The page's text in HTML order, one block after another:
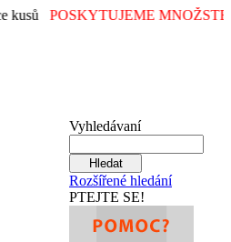
kusůPOSKYTUJEME
Vyhledávaní
Rozšířené hledání
PTEJTE SE!